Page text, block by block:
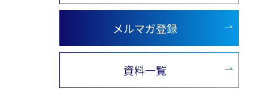
メルマガ登録
資料一覧